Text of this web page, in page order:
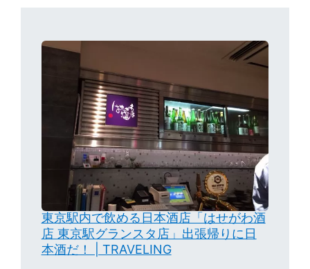
東京駅内で飲める日本酒店「はせがわ酒
店 東京駅グランスタ店」出張帰りに日
本酒だ！ | TRAVELING